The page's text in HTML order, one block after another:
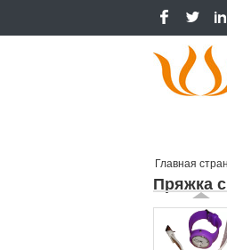
Главная
Пряжка